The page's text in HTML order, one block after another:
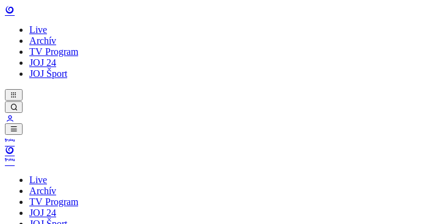
Live
Archív
TV Program
JOJ 24
JOJ Šport
Live
Archív
TV Program
JOJ 24